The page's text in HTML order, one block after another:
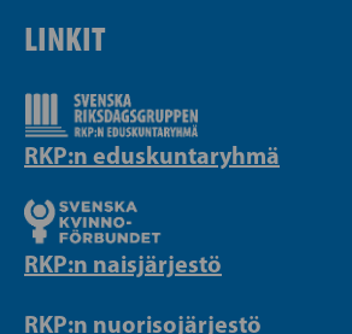
LINKIT
RKP:n eduskuntaryhmä
RKP:n naisjärjestö
RKP:n nuorisojärjestö